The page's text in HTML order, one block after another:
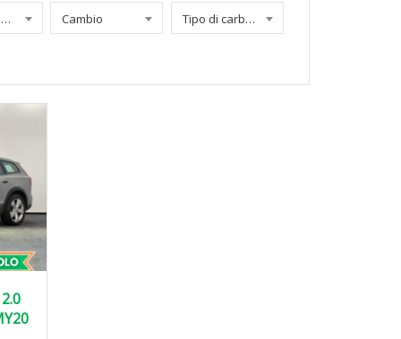
Chilometraggio Cambio Tipo di carburante